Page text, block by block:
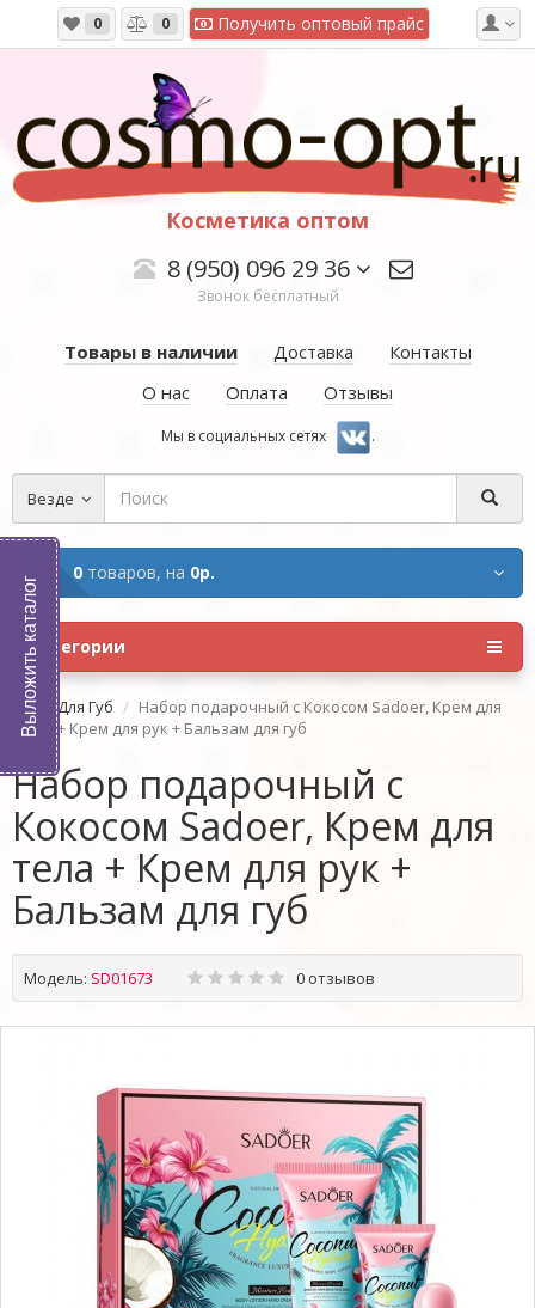
0 0 Получить оптовый прайс
Косметика оптом
8 (950) 096 29 36
Звонок бесплатный
Товары в наличии Доставка
Контакты
О нас
Оплата Отзывы
Мы в социальных сетях .
Везде
0 товаров, на 0р.
Категории
Для Губ
Набор подарочный с Кокосом Sadoer, Крем для
тела + Крем для рук + Бальзам для губ
Набор подарочный с
Кокосом Sadoer, Крем для
тела + Крем для рук +
Бальзам для губ
Модель: SD01673 0 отзывов
Выложить каталог